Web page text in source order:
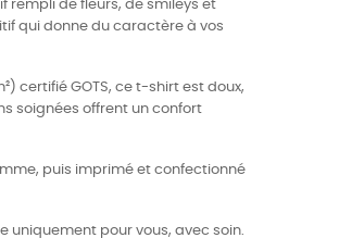
rempli de fleurs, de smileys et
qui donne du caractère à vos
certifié GOTS, ce t-shirt est doux,
soignées offrent un confort
puis imprimé et confectionné
pour vous, avec soin.